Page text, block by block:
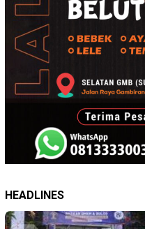
HEADLINES